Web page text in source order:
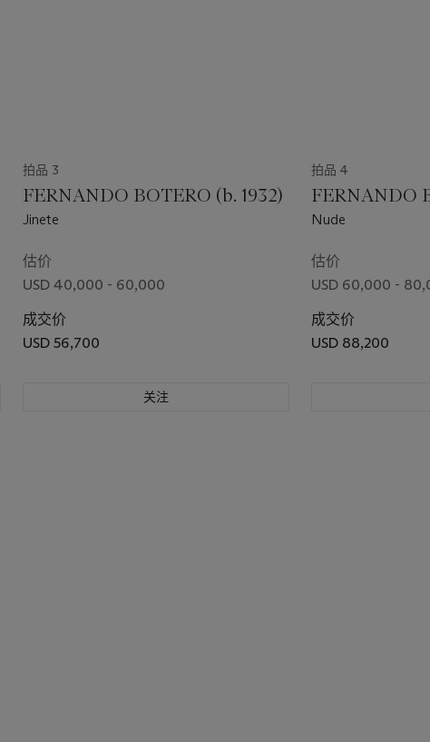
拍品 3
FERNANDO BOTERO (b. 1932)
Jinete
估价
USD 40,000 - 60,000
成交价
USD 56,700
关注
拍品 4
FERNANDO
Nude
估价
USD 60,000 -
成交价
USD 88,200